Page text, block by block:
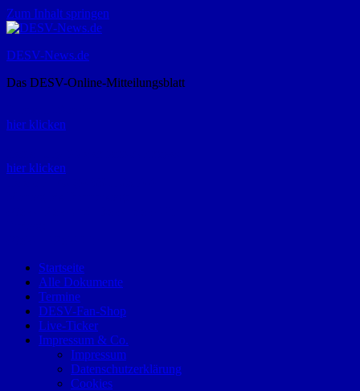
Zum Inhalt springen
DESV-News.de
Das DESV-Online-Mitteilungsblatt
hier klicken
hier klicken
Startseite
Alle Dokumente
Termine
DESV-Fan-Shop
Live-Ticker
Impressum & Co.
Impressum
Datenschutzerklärung
Cookies